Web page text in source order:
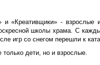
«Креативщики» - взрослые
школы храма. С
игр со снегом перешли к
дети, но и взрослые.